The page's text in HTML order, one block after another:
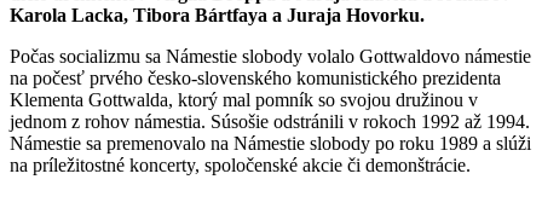
Karola Lacka, Tibora Bártfaya a Juraja Hovorku.
Počas socializmu sa Námestie slobody volalo Gottwaldovo námestie
na počesť prvého česko-slovenského komunistického prezidenta
Klementa Gottwalda, ktorý mal pomník so svojou družinou v
jednom z rohov námestia. Súsošie odstránili v rokoch 1992 až 1994.
Námestie sa premenovalo na Námestie slobody po roku 1989 a slúži
na príležitostné koncerty, spoločenské akcie či demonštrácie.